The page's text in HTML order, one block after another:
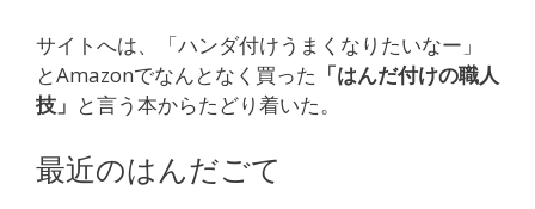
サイトへは、「ハンダ付けうまくなりたいなー」
とAmazonでなんとなく買った 「はんだ付けの職人
技」 と言う本からたどり着いた。
最近のはんだごて